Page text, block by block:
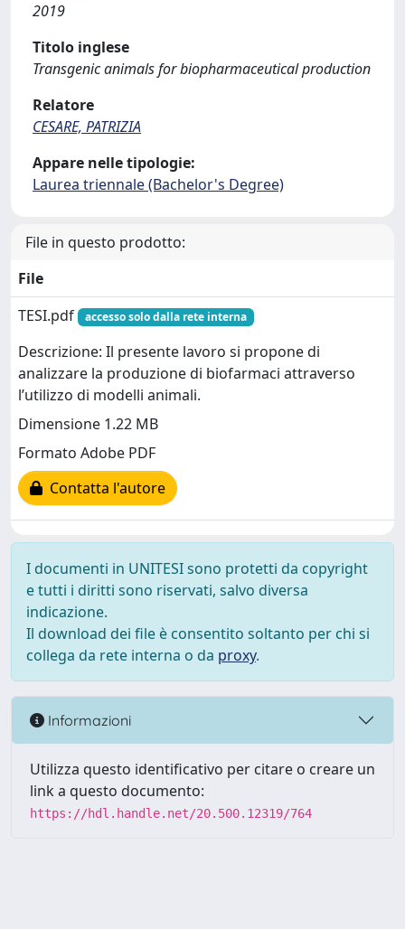
2019
Titolo inglese
Transgenic animals for biopharmaceutical production
Relatore
CESARE, PATRIZIA
Appare nelle tipologie:
Laurea triennale (Bachelor's Degree)
File in questo prodotto:
File
TESI.pdf
accesso solo dalla rete interna
Descrizione: Il presente lavoro si propone di
analizzare la produzione di biofarmaci attraverso
l’utilizzo di modelli animali.
Dimensione 1.22 MB
Formato Adobe PDF
Contatta l'autore
I documenti in UNITESI sono protetti da copyright
e tutti i diritti sono riservati, salvo diversa
indicazione.
Il download dei file è consentito soltanto per chi si
collega da rete interna o da proxy.
Informazioni
Utilizza questo identificativo per citare o creare un
link a questo documento:
https://hdl.handle.net/20.500.12319/764